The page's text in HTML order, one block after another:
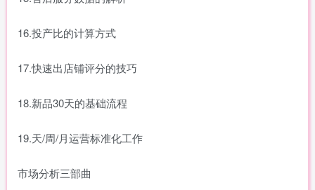
16.投产比的计算方式
17.快速出店铺评分的技巧
18.新品30天的基础流程
19.天/周/月运营标准化工作
市场分析三部曲